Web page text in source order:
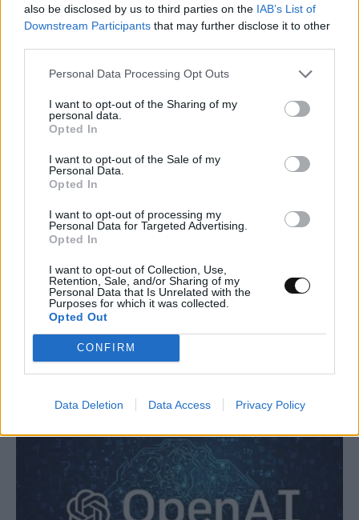
also be disclosed by us to third parties on the IAB’s List of
Downstream Participants that may further disclose it to other
Personal Data Processing Opt Outs
I want to opt-out of the Sharing of my
personal data.
Opted In
I want to opt-out of the Sale of my
Personal Data.
Opted In
I want to opt-out of processing my
Personal Data for Targeted Advertising.
Opted In
I want to opt-out of Collection, Use,
Retention, Sale, and/or Sharing of my
Personal Data that Is Unrelated with the
Purposes for which it was collected.
Opted Out
CONFIRM
Data Deletion Data Access Privacy Policy
ΕΠΙΣΤΉΜΗ 17:00, 09/08/2026
Δύο στρώσεις βορίου μπορεί να
καταρρίψουν το ρεκόρ υπεραγωγιμότητας